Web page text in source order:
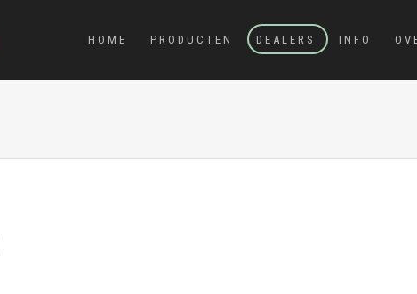
HOME PRODUCTEN DEALERS INFO